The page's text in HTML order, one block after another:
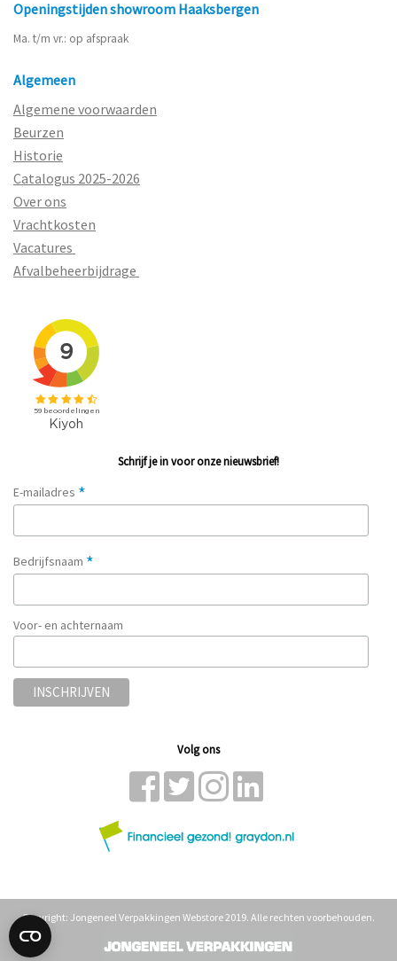
Openingstijden showroom Haaksbergen
Ma. t/m vr.: op afspraak
Algemeen
Algemene voorwaarden
Beurzen
Historie
Catalogus 2025-2026
Over ons
Vrachtkosten
Vacatures
Afvalbeheerbijdrage
Schrijf je in voor onze nieuwsbrief!
E-mailadres *
Bedrijfsnaam *
Voor- en achternaam
Volg ons
Copyright: Jongeneel Verpakkingen Webstore 2019. Alle rechten voorbehouden.